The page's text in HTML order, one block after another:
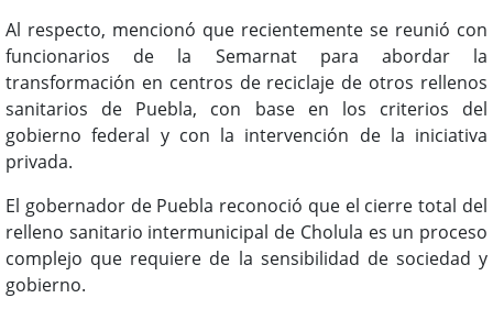
Al respecto, mencionó que recientemente se reunió con
funcionarios de la Semarnat para abordar la
transformación en centros de reciclaje de otros rellenos
sanitarios de Puebla, con base en los criterios del
gobierno federal y con la intervención de la iniciativa
privada.
El gobernador de Puebla reconoció que el cierre total del
relleno sanitario intermunicipal de Cholula es un proceso
complejo que requiere de la sensibilidad de sociedad y
gobierno.